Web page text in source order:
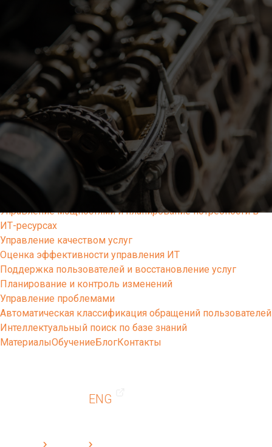
Документы
Партнерская программа Altevics
Услуги
Подготовка и поддержка внутренних агентов изменений
(методологов, коучей, скрам-мастеров)
Выстраивание современной разработки ПО через
продуктовые команды
Диагностика продуктовой команды разработки ПО
Документирование сервисной архитектуры и ИТ-
инфраструктуры
Учет и распределение ИТ-затрат, тарификация ИТ-услуг
Управление мощностями и планирование потребности в
ИТ-ресурсах
Управление качеством услуг
Оценка эффективности управления ИТ
Поддержка пользователей и восстановление услуг
Планирование и контроль изменений
Управление проблемами
Автоматическая классификация обращений пользователей
Интеллектуальный поиск по базе знаний
МатериалыОбучениеБлогКонтакты
ENG